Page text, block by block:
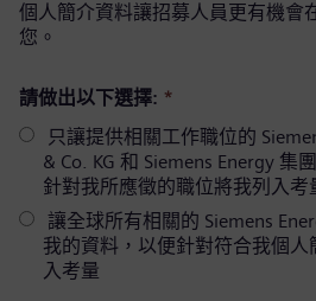
個人簡介資料讓招募人員更有機會
您。
請做出以下選擇: *
只讓提供相關工作職位的
& Co. KG 和 Siemens Energy 集
針對我所應徵的職位將我列入考
讓全球所有相關的 Siemens
我的資料，以便針對符合我個人
入考量